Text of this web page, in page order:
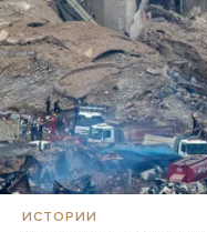
ИСТОРИИ